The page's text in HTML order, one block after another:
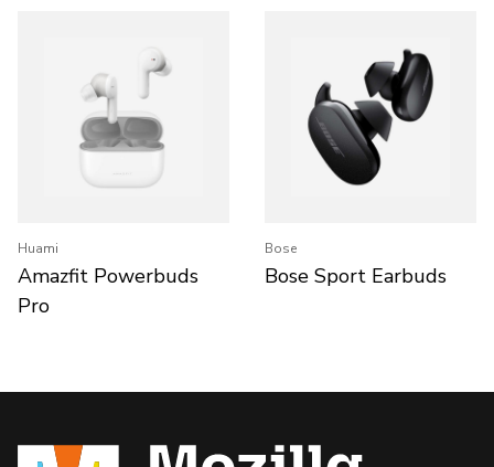
Huami
Amazfit Powerbuds
Pro
Bose
Bose Sport Earbuds